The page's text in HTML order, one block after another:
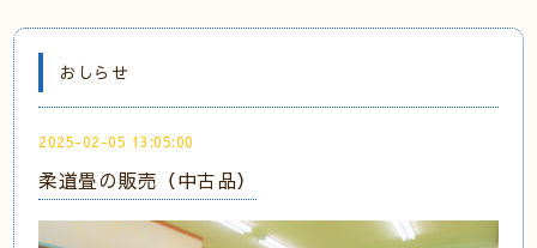
おしらせ
2025-02-05 13:05:00
柔道畳の販売（中古品）